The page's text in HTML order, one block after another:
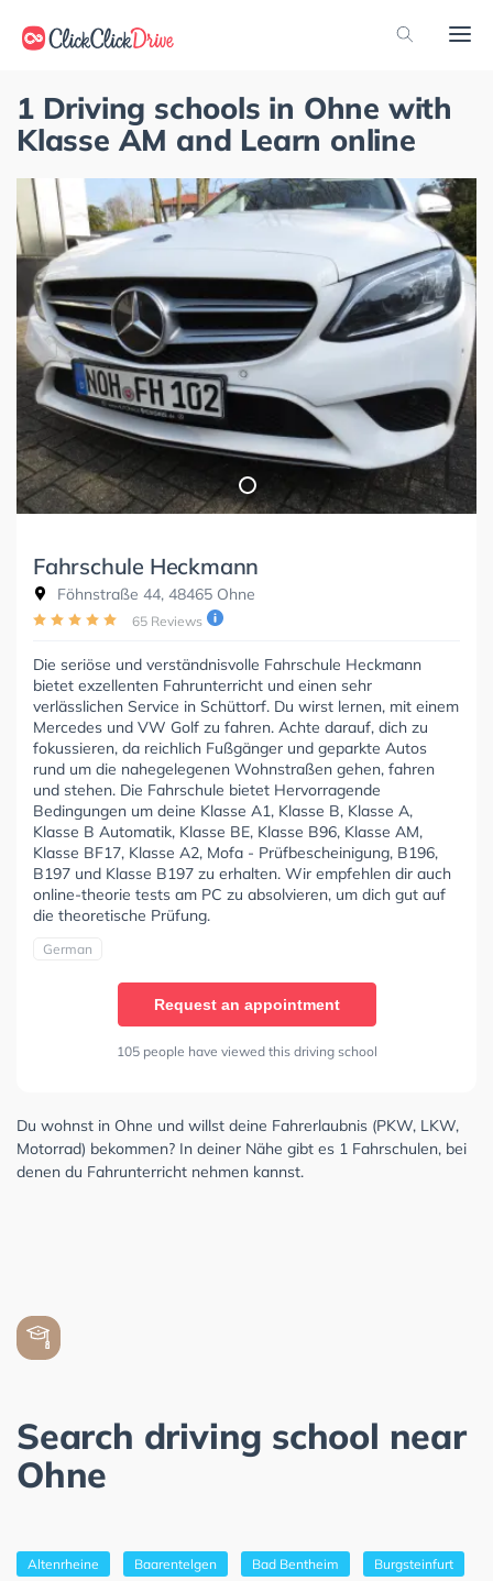
1 Driving schools in Ohne with
Klasse AM and Learn online
Fahrschule Heckmann
Föhnstraße 44, 48465 Ohne
65 Reviews
Die seriöse und verständnisvolle Fahrschule Heckmann
bietet exzellenten Fahrunterricht und einen sehr
verlässlichen Service in Schüttorf. Du wirst lernen, mit einem
Mercedes und VW Golf zu fahren. Achte darauf, dich zu
fokussieren, da reichlich Fußgänger und geparkte Autos
rund um die nahegelegenen Wohnstraßen gehen, fahren
und stehen. Die Fahrschule bietet Hervorragende
Bedingungen um deine Klasse A1, Klasse B, Klasse A,
Klasse B Automatik, Klasse BE, Klasse B96, Klasse AM,
Klasse BF17, Klasse A2, Mofa - Prüfbescheinigung, B196,
B197 und Klasse B197 zu erhalten. Wir empfehlen dir auch
online-theorie tests am PC zu absolvieren, um dich gut auf
die theoretische Prüfung.
German
Request an appointment
105 people have viewed this driving school
Du wohnst in Ohne und willst deine Fahrerlaubnis (PKW, LKW,
Motorrad) bekommen? In deiner Nähe gibt es 1 Fahrschulen, bei
denen du Fahrunterricht nehmen kannst.
Search driving school near
Ohne
Altenrheine Baarentelgen Bad Bentheim Burgsteinfurt